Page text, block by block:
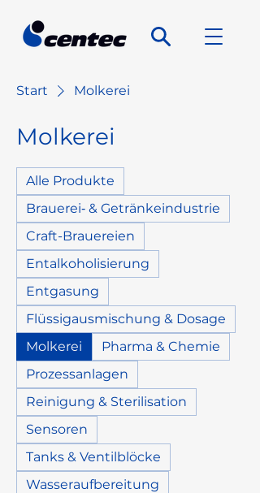
Start Molkerei
Molkerei
Alle Produkte
Brauerei‑ & Getränkeindustrie
Craft-Brauereien
Entalkoholisierung
Entgasung
Flüssigausmischung & Dosage
Molkerei
Pharma & Chemie
Prozessanlagen
Reinigung & Sterilisation
Sensoren
Tanks & Ventilblöcke
Wasseraufbereitung